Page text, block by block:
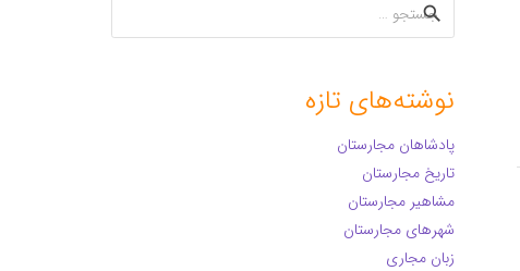
برای:
نوشته‌های تازه
پادشاهان مجارستان
تاریخ مجارستان
مشاهیر مجارستان
شهرهای مجارستان
زبان مجاری